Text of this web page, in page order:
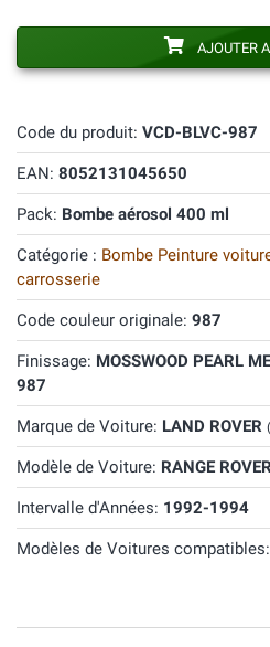
Code du produit: VCD-BLVC-987
EAN: 8052131045650
Pack: Bombe aérosol 400 ml
Catégorie : Bombe Peinture
carrosserie
Code couleur originale: 987
Finissage: MOSSWOOD PEARL
987
Marque de Voiture: LAND ROVER
Modèle de Voiture: RANGE ROVER
Intervalle d'Années: 1992-1994
Modèles de Voitures compatibles:
AJOUTER